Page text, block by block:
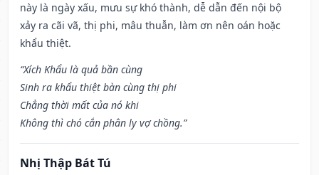
này là ngày xấu, mưu sự khó thành, dễ dẫn đến nội bộ
xảy ra cãi vã, thị phi, mâu thuẫn, làm ơn nên oán hoặc
khẩu thiệt.
“Xích Khẩu là quả bần cùng
Sinh ra khẩu thiệt bàn cùng thị phi
Chẳng thời mất của nó khi
Không thì chó cắn phân ly vợ chồng.”
Nhị Thập Bát Tú